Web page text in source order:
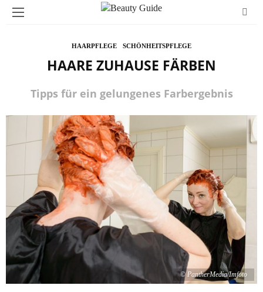
HAARPFLEGE SCHÖNHEITSPFLEGE
HAARE ZUHAUSE FÄRBEN
Tipps für ein gelungenes Farbergebnis
© PantherMedia/Imfoto